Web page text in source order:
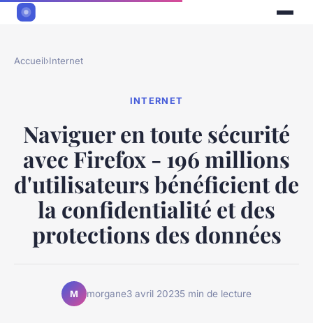
Accueil›Internet
INTERNET
Naviguer en toute sécurité
avec Firefox - 196 millions
d'utilisateurs bénéficient de
la confidentialité et des
protections des données
M morgane3 avril 20235 min de lecture